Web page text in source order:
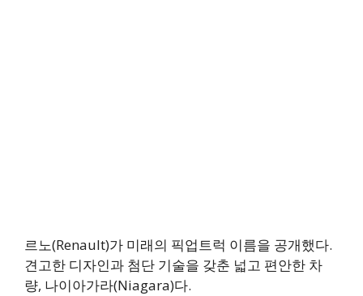
르노(Renault)가 미래의 픽업트럭 이름을 공개했다.
견고한 디자인과 첨단 기술을 갖춘 넓고 편안한 차
량, 나이아가라(Niagara)다.